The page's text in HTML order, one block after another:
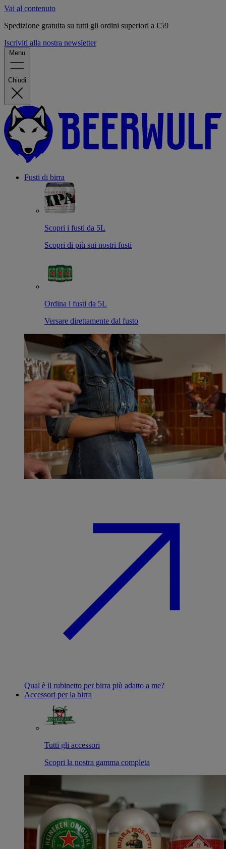
Vai al contenuto
Spedizione gratuita su tutti gli ordini superiori a €59
Iscriviti alla nostra newsletter
Menu
Chiudi
Fusti di birra
Scopri i fusti da 5L
Scopri di più sui nostri fusti
Ordina i fusti da 5L
Versare direttamente dal fusto
Qual è il rubinetto per birra più adatto a me?
Accessori per la birra
Tutti gli accessori
Scopri la nostra gamma completa